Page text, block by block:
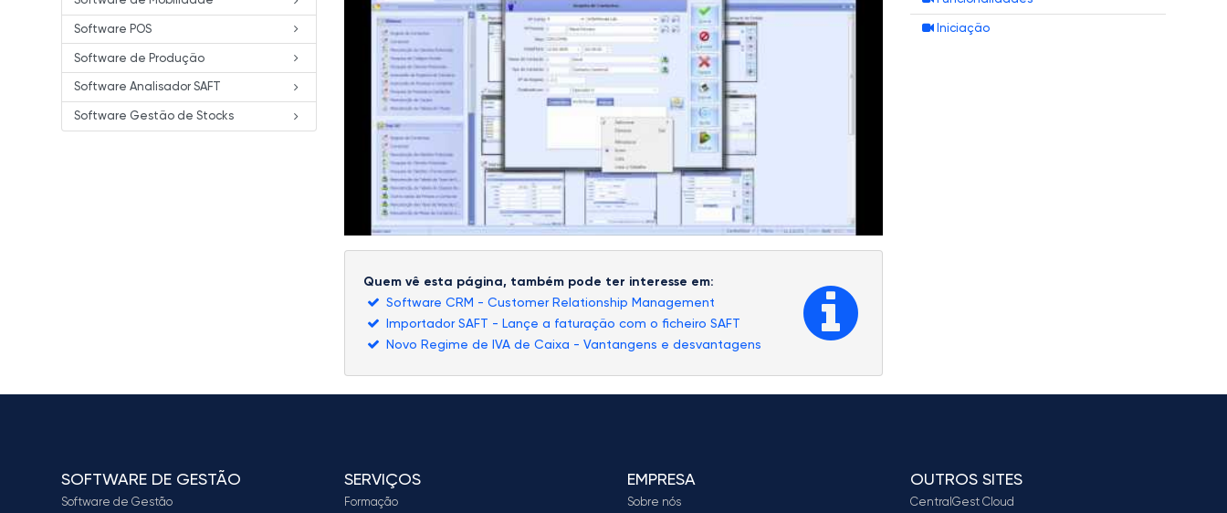
Software POS
Software de Produção
Software Analisador SAFT
Software Gestão de Stocks
Quem vê esta página, também pode ter interesse em:
Software CRM - Customer Relationship Management
Importador SAFT - Lançe a faturação com o ficheiro SAFT
Novo Regime de IVA de Caixa - Vantangens e desvantagens
Iniciação
SOFTWARE DE GESTÃO
Software de Gestão
SERVIÇOS
Formação
EMPRESA
Sobre nós
OUTROS SITES
CentralGest Cloud